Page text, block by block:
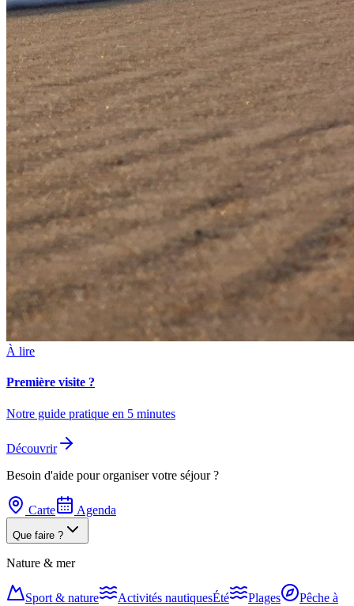
À lire
Première visite ?
Notre guide pratique en 5 minutes
Découvrir
Besoin d'aide pour organiser votre séjour ?
Carte Agenda
Que faire ?
Nature & mer
Sport & nature Activités nautiquesÉté Plages
Pêche à